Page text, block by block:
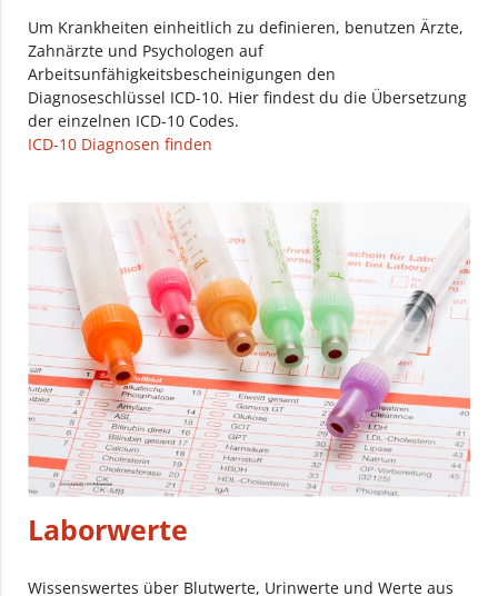
Um Krankheiten einheitlich zu definieren, benutzen Ärzte,
Zahnärzte und Psychologen auf
Arbeitsunfähigkeitsbescheinigungen den
Diagnoseschlüssel ICD-10. Hier findest du die Übersetzung
der einzelnen ICD-10 Codes.
ICD-10 Diagnosen finden
Laborwerte
Wissenswertes über Blutwerte, Urinwerte und Werte aus